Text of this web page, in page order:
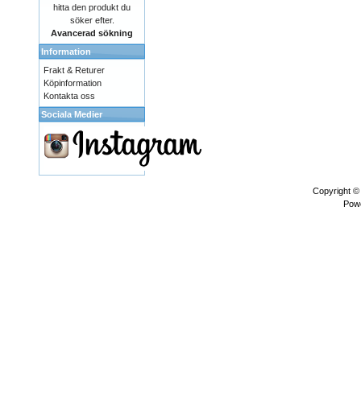
hitta den produkt du
söker efter.
Avancerad sökning
Information
Frakt & Returer
Köpinformation
Kontakta oss
Sociala Medier
Copyright